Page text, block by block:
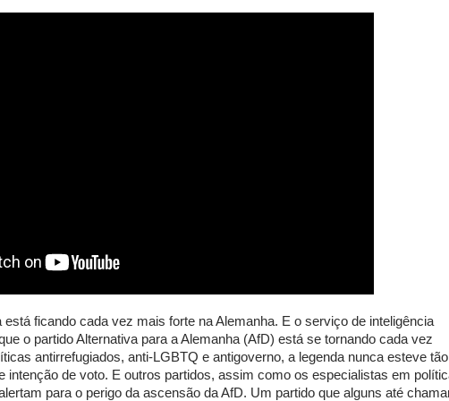
está ficando cada vez mais forte na Alemanha. E o serviço de inteligência
o partido Alternativa para a Alemanha (AfD) está se tornando cada vez
antirrefugiados, anti-LGBTQ e antigoverno, a legenda nunca esteve tão
intenção de voto. E outros partidos, assim como os especialistas em
para o perigo da ascensão da AfD. Um partido que alguns até